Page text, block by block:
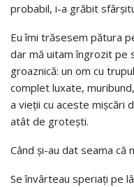
probabil, i-a grăbit
Eu îmi trăsesem pătura
dar mă uitam îngrozit pe
groaznică: un om cu
complet luxate,
a vieţii cu aceste mişcări
atât de groteşti.
Când şi-au dat seama că
Se învârteau speriaţi pe